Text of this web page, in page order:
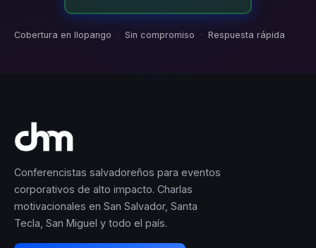
Cobertura en Ilopango · Sin compromiso · Respuesta rápida
Conferencistas salvadoreños para eventos
corporativos de alto impacto. Charlas
motivacionales en San Salvador, Santa
Tecla, San Miguel y todo el país.